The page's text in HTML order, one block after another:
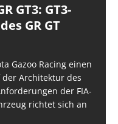
GT3: GT3-
GR GT
Gazoo Racing einen
der Architektur des
der FIA-
richtet sich an